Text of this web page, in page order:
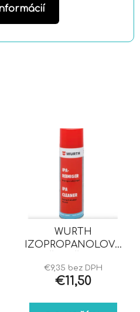
WURTH
IZOPROPANOLOVÝ
€9,35 bez DPH
€11,50